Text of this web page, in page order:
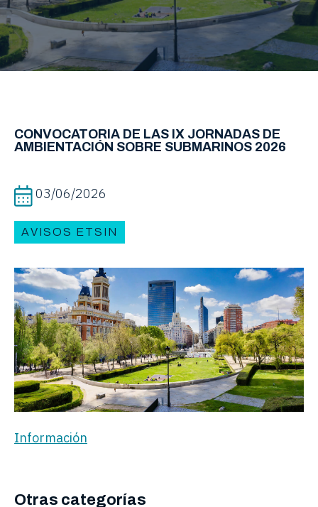
CONVOCATORIA DE LAS IX JORNADAS DE
AMBIENTACIÓN SOBRE SUBMARINOS 2026
03/06/2026
AVISOS ETSIN
Información
Otras categorías